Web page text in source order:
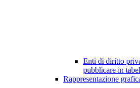
Enti di diritto
pubblicare in
Rappresentazione